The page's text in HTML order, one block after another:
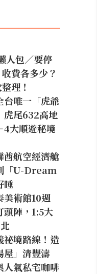
人包／要停
費各多少？
理！
台唯一「虎爺
虎尾632高地
4大順遊秘境
酋航空經濟艙
「U-Dream
睡
美術館10週
頭陣，1:5大
祕境路線！造
屋」清豐濤
人氣私宅咖啡